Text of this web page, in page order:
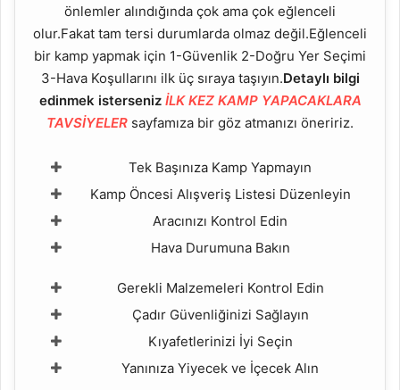
önlemler alındığında çok ama çok eğlenceli
olur.Fakat tam tersi durumlarda olmaz değil.Eğlenceli
bir kamp yapmak için 1-Güvenlik 2-Doğru Yer Seçimi
3-Hava Koşullarını ilk üç sıraya taşıyın.Detaylı bilgi
edinmek isterseniz İLK KEZ KAMP YAPACAKLARA
TAVSİYELER sayfamıza bir göz atmanızı öneririz.
Tek Başınıza Kamp Yapmayın
Kamp Öncesi Alışveriş Listesi Düzenleyin
Aracınızı Kontrol Edin
Hava Durumuna Bakın
Gerekli Malzemeleri Kontrol Edin
Çadır Güvenliğinizi Sağlayın
Kıyafetlerinizi İyi Seçin
Yanınıza Yiyecek ve İçecek Alın